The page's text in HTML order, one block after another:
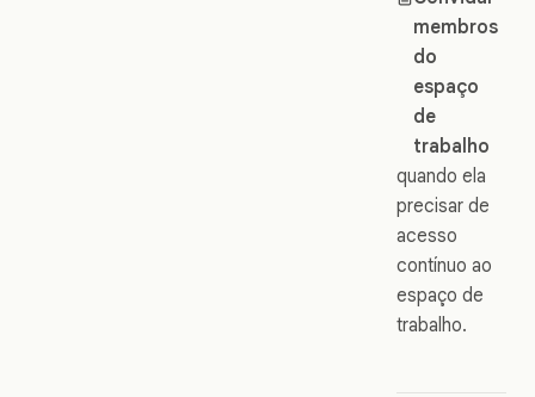
membros
do
espaço
de
trabalho
quando ela
precisar de
acesso
contínuo ao
espaço de
trabalho.